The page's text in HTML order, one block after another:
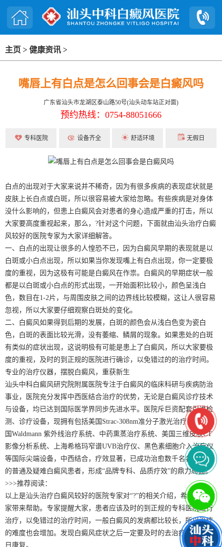
主页 > 健康资讯 >
嘴唇上有白点是怎么回事会是白癜风吗
广东省汕头市龙湖区泰山路50号(汕头动车站正对面)
预约热线：0754-88051666
专科医院 设备齐全 舒适环境 无假日
白点的出现对于大家来说并不稀奇，因为有很多疾病的表现症状就是
皮肤上长白点或白斑，所以很容易被大家给忽略。有些疾病是对身体
没什么影响的，但患上白癜风会对患者的身心造成严重的打击，所以
大家要高度重视起来，那么，?针对这个问题，下面就由汕头治疗白癜
风较好的医院专家为大家详细解答。
一、白点的出现让很多的人惶恐不已，因为白癜风早期的表现就是以
白斑或小白点出现，所以如果当你发现嘴上有白点出现，你一定要极
度的重视，因为这极有可能是白癜风在作祟。白癜风的早期症状一般
都是以白斑或小白点的形式出现，一开始面积比较小，颜色呈浅白
色，数目在1-2片，与周围皮肤之间的边界线比较模糊，这让人很容易
忽视，所以大家要仔细观察白斑处的变化。
二、白癜风如果得到后期的发展，白斑的颜色会从浅白色变为瓷白
色，白斑的表面比较光滑，没有萎缩、鳞屑的现象。如果患处的白斑
有类似的症状出现，这说明极有可能是患上了白癜风，所以大家要极
度的重视，及时的到正规的医院进行确诊，以免错过的的治疗时间。
专业的治疗仪器，摆脱白癜风，重获新生
汕头中科白癜风研究院附属医院专注于白癜风的临床科研与疾病防治
事业，医院充分发挥中西医结合治疗的优势，无论是白癜风诊疗技术
与设备，均已达到国际医学界同步先进水平。医院斥巨资配套引进检
测、诊疗设备，现拥有包括美国Strac-308nm准分子激光治疗系统、德
国Waldmann 紫外线治疗系统、中药熏蒸治疗系统、美国三维皮肤CT
影像分析系统、上海希格玛窄谱UVB治疗仪、黑色素细胞介入治疗仪
等国际尖端设备，中西结合，疗效显著，已成功治愈数千名各种类型
的普通及疑难白癜风患者，形成“品牌专科、品质疗效”的鼎力局面。
>>>推荐阅读：
以上是汕头治疗白癜风较好的医院专家对“?”的相关介绍，希望能给大
家带来帮助。专家提醒大家，患者应该及时的到正规的专科医院进行
治疗，以免错过的治疗时间，一般白癜风的发病都比较长，所以治疗
的难度也会增加。发现白癜风症状之后一定要及时的去治疗，争取早
日康复。